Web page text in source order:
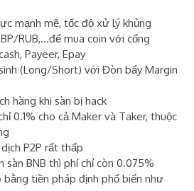
mạnh mẽ, tốc độ xử lý khủng
RUB,...để mua coin với cổng
Payeer, Epay
(Long/Short) với Đòn bẩy Margin
hàng khi sàn bị hack
0.1% cho cả Maker và Taker, thuộc
P2P rất thấp
sàn BNB thì phí chỉ còn 0.075%
tiền pháp định phổ biến như